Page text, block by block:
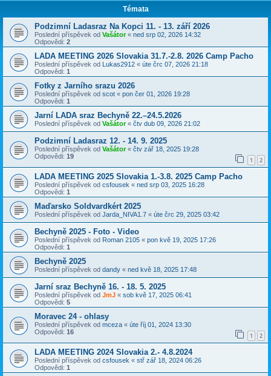
Témata
Podzimní Ladasraz Na Kopci 11. - 13. září 2026
Poslední příspěvek od Vašátor« ned srp 02, 2026 14:32
Odpovědi: 2
LADA MEETING 2026 Slovakia 31.7.-2.8. 2026 Camp Pacho
Poslední příspěvek od Lukas2912 « úte črc 07, 2026 21:18
Odpovědi: 1
Fotky z Jarního srazu 2026
Poslední příspěvek od scot « pon čer 01, 2026 19:28
Odpovědi: 1
Jarní LADA sraz Bechyně 22.–24.5.2026
Poslední příspěvek od Vašátor« čtv dub 09, 2026 21:02
Podzimní Ladasraz 12. - 14. 9. 2025
Poslední příspěvek od Vašátor« čtv zář 18, 2025 19:28
Odpovědi: 19 1 2
LADA MEETING 2025 Slovakia 1.-3.8. 2025 Camp Pacho
Poslední příspěvek od csfousek « ned srp 03, 2025 16:28
Odpovědi: 1
Maďarsko Soldvardkért 2025
Poslední příspěvek od Jarda_NIVA1.7 « úte črc 29, 2025 03:42
Bechyně 2025 - Foto - Video
Poslední příspěvek od Roman 2105 « pon kvě 19, 2025 17:26
Odpovědi: 1
Bechyně 2025
Poslední příspěvek od dandy « ned kvě 18, 2025 17:48
Jarní sraz Bechyně 16. - 18. 5. 2025
Poslední příspěvek od JmJ « sob kvě 17, 2025 06:41
Odpovědi: 5
Moravec 24 - ohlasy
Poslední příspěvek od mceza « úte říj 01, 2024 13:30
Odpovědi: 16 1 2
LADA MEETING 2024 Slovakia 2.- 4.8.2024
Poslední příspěvek od csfousek « stř zář 18, 2024 06:26
Odpovědi: 1